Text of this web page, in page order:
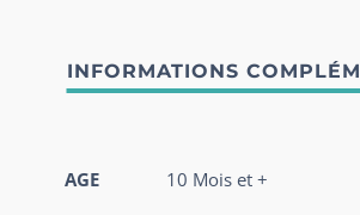
AGE 10 Mois et +